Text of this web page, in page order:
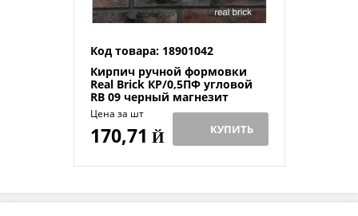
Код товара: 18901042
Кирпич ручной формовки
Real Brick КР/0,5ПФ угловой
RB 09 черный магнезит
Цена за шт
170,71 Й КУПИТЬ